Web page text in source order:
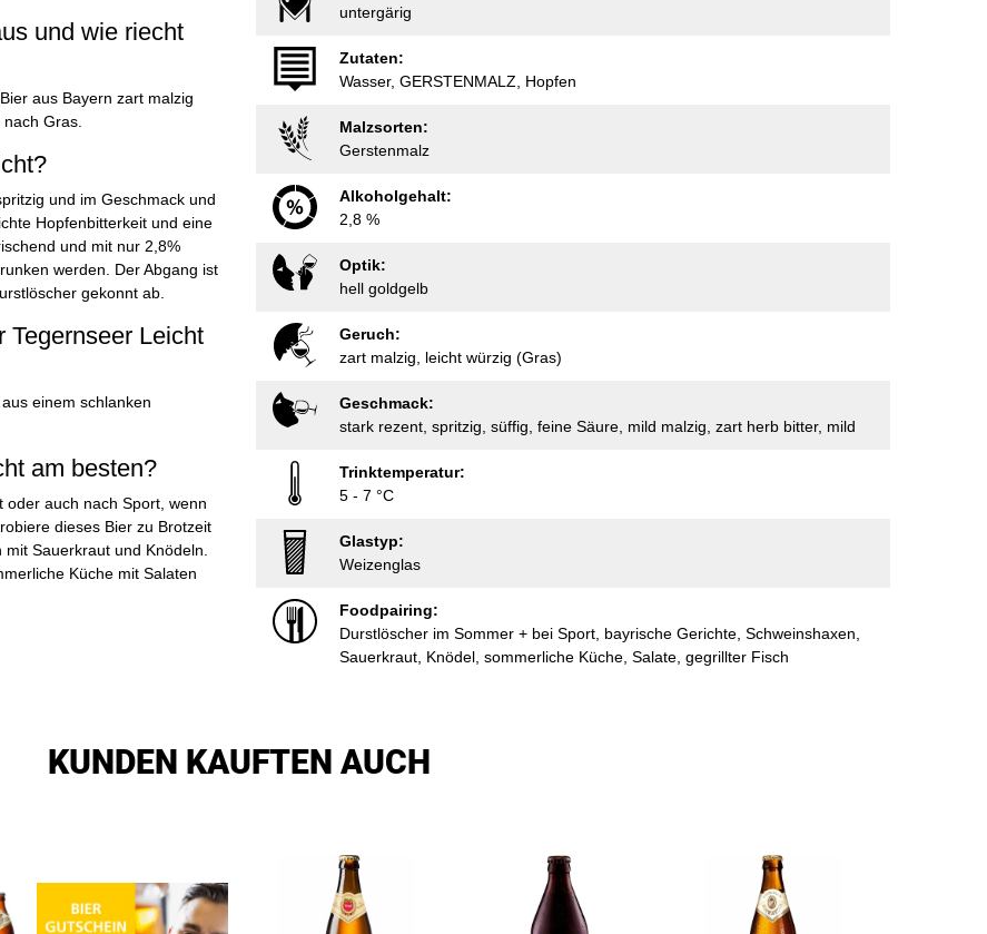
und wie riecht
aus Bayern zart malzig
Gras.
und im Geschmack und
Hopfenbitterkeit und eine
und mit nur 2,8%
werden. Der Abgang ist
gekonnt ab.
Tegernseer Leicht
einem schlanken
am besten?
oder auch nach Sport, wenn
dieses Bier zu Brotzeit
Sauerkraut und Knödeln.
Küche mit Salaten
untergärig
Zutaten:
Wasser, GERSTENMALZ, Hopfen
Malzsorten:
Gerstenmalz
Alkoholgehalt:
2,8 %
Optik:
hell goldgelb
Geruch:
zart malzig, leicht würzig (Gras)
Geschmack:
stark rezent, spritzig, süffig, feine Säure, mild malzig, zart herb bitter, mild
Trinktemperatur:
5 - 7 °C
Glastyp:
Weizenglas
Foodpairing:
Durstlöscher im Sommer + bei Sport, bayrische Gerichte, Schweinshaxen,
Sauerkraut, Knödel, sommerliche Küche, Salate, gegrillter Fisch
KUNDEN KAUFTEN AUCH